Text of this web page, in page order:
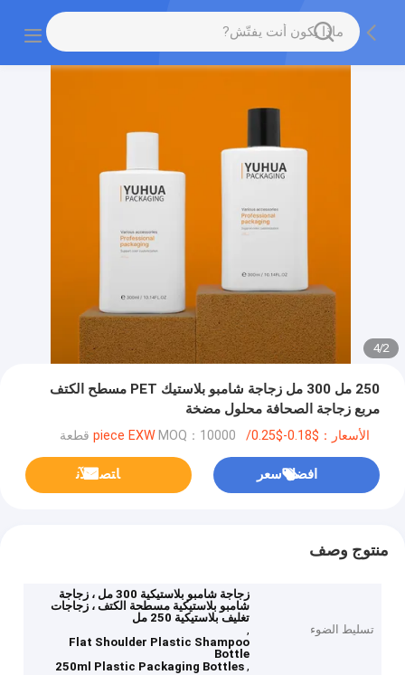
2
/
4
250 مل 300 مل زجاجة شامبو بلاستيك PET مسطح الكتف
مربع زجاجة الصحافة محلول مضخة
الأسعار：$0.18-$0.25/piece EXW MOQ：10000 قطعة
افضل سعر ﺎﺘﺼﻟ ﺍﻶﻧ
منتوج وصف
تسليط الضوء
زجاجة شامبو بلاستيكية 300 مل ، زجاجة
شامبو بلاستيكية مسطحة الكتف ، زجاجات
تغليف بلاستيكية 250 مل
,
Flat Shoulder Plastic Shampoo
Bottle
,
250ml Plastic Packaging Bottles